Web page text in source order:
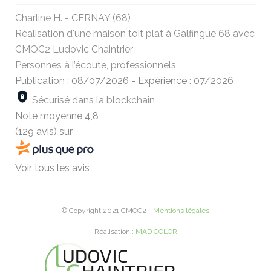
Charline H. - CERNAY (68)
Réalisation d'une maison toit plat à Galfingue 68 avec
CMOC2 Ludovic Chaintrier
Personnes à l’écoute, professionnels
Publication : 08/07/2026 - Expérience : 07/2026
Sécurisé dans la blockchain
Note moyenne 4,8
(129 avis) sur
Voir tous les avis
© Copyright 2021 CMOC2 - Mentions légales
Réalisation : MAD COLOR